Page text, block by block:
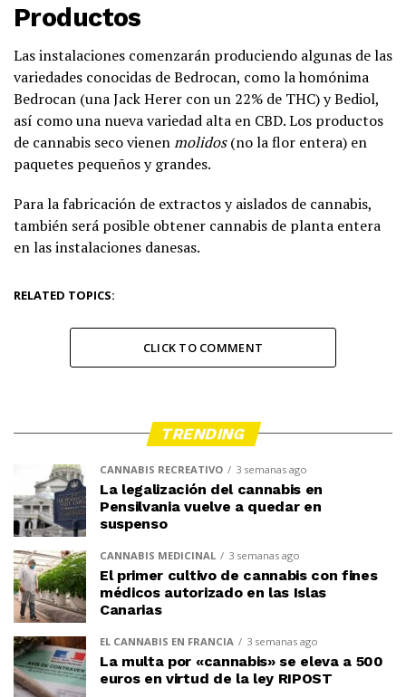
Productos
Las instalaciones comenzarán produciendo algunas de las
variedades conocidas de Bedrocan, como la homónima
Bedrocan (una Jack Herer con un 22% de THC) y Bediol,
así como una nueva variedad alta en CBD. Los productos
de cannabis seco vienenmolidos(no la flor entera) en
paquetes pequeños y grandes.
Para la fabricación de extractos y aislados de cannabis,
también será posible obtener cannabis de planta entera
en las instalaciones danesas.
RELATED TOPICS:
CLICK TO COMMENT
TRENDING
CANNABIS RECREATIVO 3 semanas ago
La legalización del cannabis en
Pensilvania vuelve a quedar en
suspenso
CANNABIS MEDICINAL 3 semanas ago
El primer cultivo de cannabis con fines
médicos autorizado en las Islas
Canarias
EL CANNABIS EN FRANCIA 3 semanas ago
La multa por «cannabis» se eleva a 500
euros en virtud de la ley RIPOST